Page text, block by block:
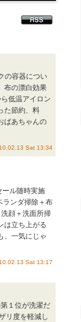
の容器につい
布の漂白効果
低温アイロン
た節約、料
ばあちゃんの
Sat 13:34
ール随時実施
ランダ掃除＋布
顔＋洗面所掃
は立ち上がる
、一気にじゃ
Sat 13:17
１位が洗濯だ
リ度を軽減し